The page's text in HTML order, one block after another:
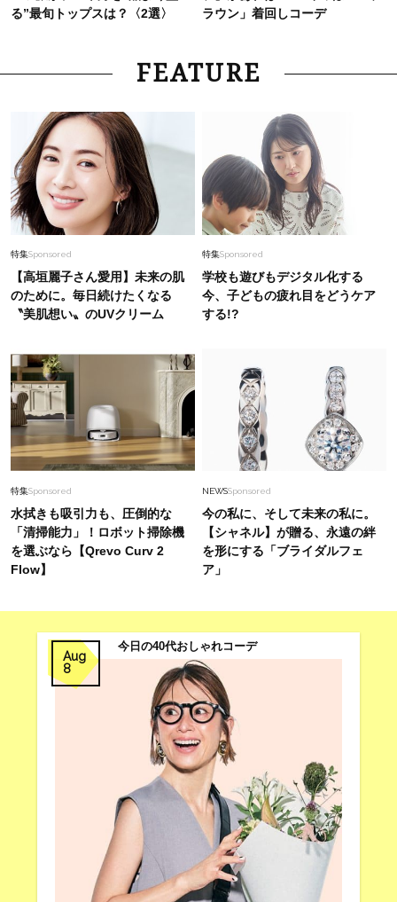
る”最旬トップスは？〈2選〉
ラウン」着回しコーデ
FEATURE
特集Sponsored
【高垣麗子さん愛用】未来の肌
のために。毎日続けたくなる
〝美肌想い〟のUVクリーム
特集Sponsored
学校も遊びもデジタル化する
今、子どもの疲れ目をどうケア
する!?
特集Sponsored
水拭きも吸引力も、圧倒的な
「清掃能力」！ロボット掃除機
を選ぶなら【Qrevo Curv 2
Flow】
NEWSSponsored
今の私に、そして未来の私に。
【シャネル】が贈る、永遠の絆
を形にする「ブライダルフェ
ア」
Aug
8
今日の40代おしゃれコーデ